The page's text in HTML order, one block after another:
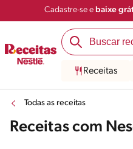
Cadastre-se e baixe
Receitas
Todas as receitas
Receitas com